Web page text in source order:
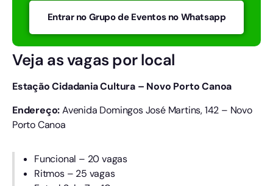
Entrar no Grupo de Eventos no Whatsapp
Veja as vagas por local
Estação Cidadania Cultura – Novo Porto Canoa
Endereço:Avenida Domingos José Martins, 142 – Novo
Porto Canoa
Funcional – 20 vagas
Ritmos – 25 vagas